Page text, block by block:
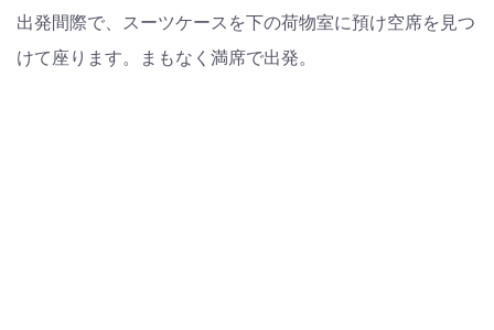
出発間際で、スーツケースを下の荷物室に預け空席を見つ
けて座ります。まもなく満席で出発。